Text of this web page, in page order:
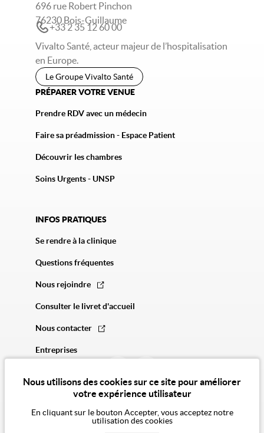
Nous utilisons des cookies sur ce site pour améliorer
votre expérience utilisateur
En cliquant sur le bouton Accepter, vous acceptez notre
utilisation des cookies
696 rue Robert Pinchon
76230 Bois-Guillaume
+33 2 35 12 60 00
Vivalto Santé, acteur majeur de l’hospitalisation
en Europe.
Le Groupe Vivalto Santé
PRÉPARER VOTRE VENUE
Prendre RDV avec un médecin
Faire sa préadmission - Espace Patient
Découvrir les chambres
Soins Urgents - UNSP
INFOS PRATIQUES
Se rendre à la clinique
Questions fréquentes
Nous rejoindre
Consulter le livret d'accueil
Nous contacter
Entreprises